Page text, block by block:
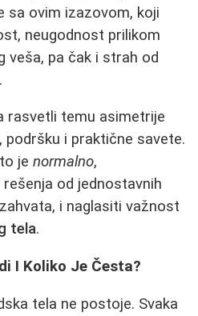
sa ovim izazovom, koji
neugodnost prilikom
veša, pa čak i strah od
rasvetli temu asimetrije
i praktične savete.
je normalno,
od jednostavnih
i naglasiti važnost
tela.
I Koliko Je Česta?
tela ne postoje. Svaka